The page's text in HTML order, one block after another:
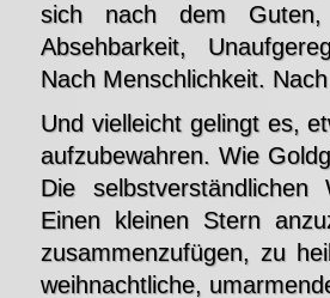
sich nach dem
Absehbarkeit,
Nach Menschlichkeit.
Und vielleicht gelingt es,
aufzubewahren. Wie
Die
Einen kleinen Stern
zusammenzufügen, zu
weihnachtliche,